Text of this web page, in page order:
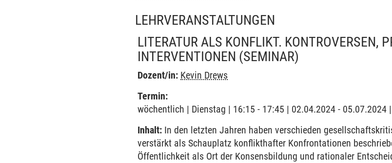
LEHRVERANSTALTUNGEN
LITERATUR ALS KONFLIKT. KONTROVERSEN,
INTERVENTIONEN (SEMINAR)
Dozent/in: Kevin Drews
Termin:
wöchentlich | Dienstag | 16:15 - 17:45 | 02.04.2024 - 05.07.2024
Inhalt: In den letzten Jahren haben verschieden
verstärkt als Schauplatz konflikthafter Konfrontationen
Öffentlichkeit als Ort der Konsensbildung und rationaler